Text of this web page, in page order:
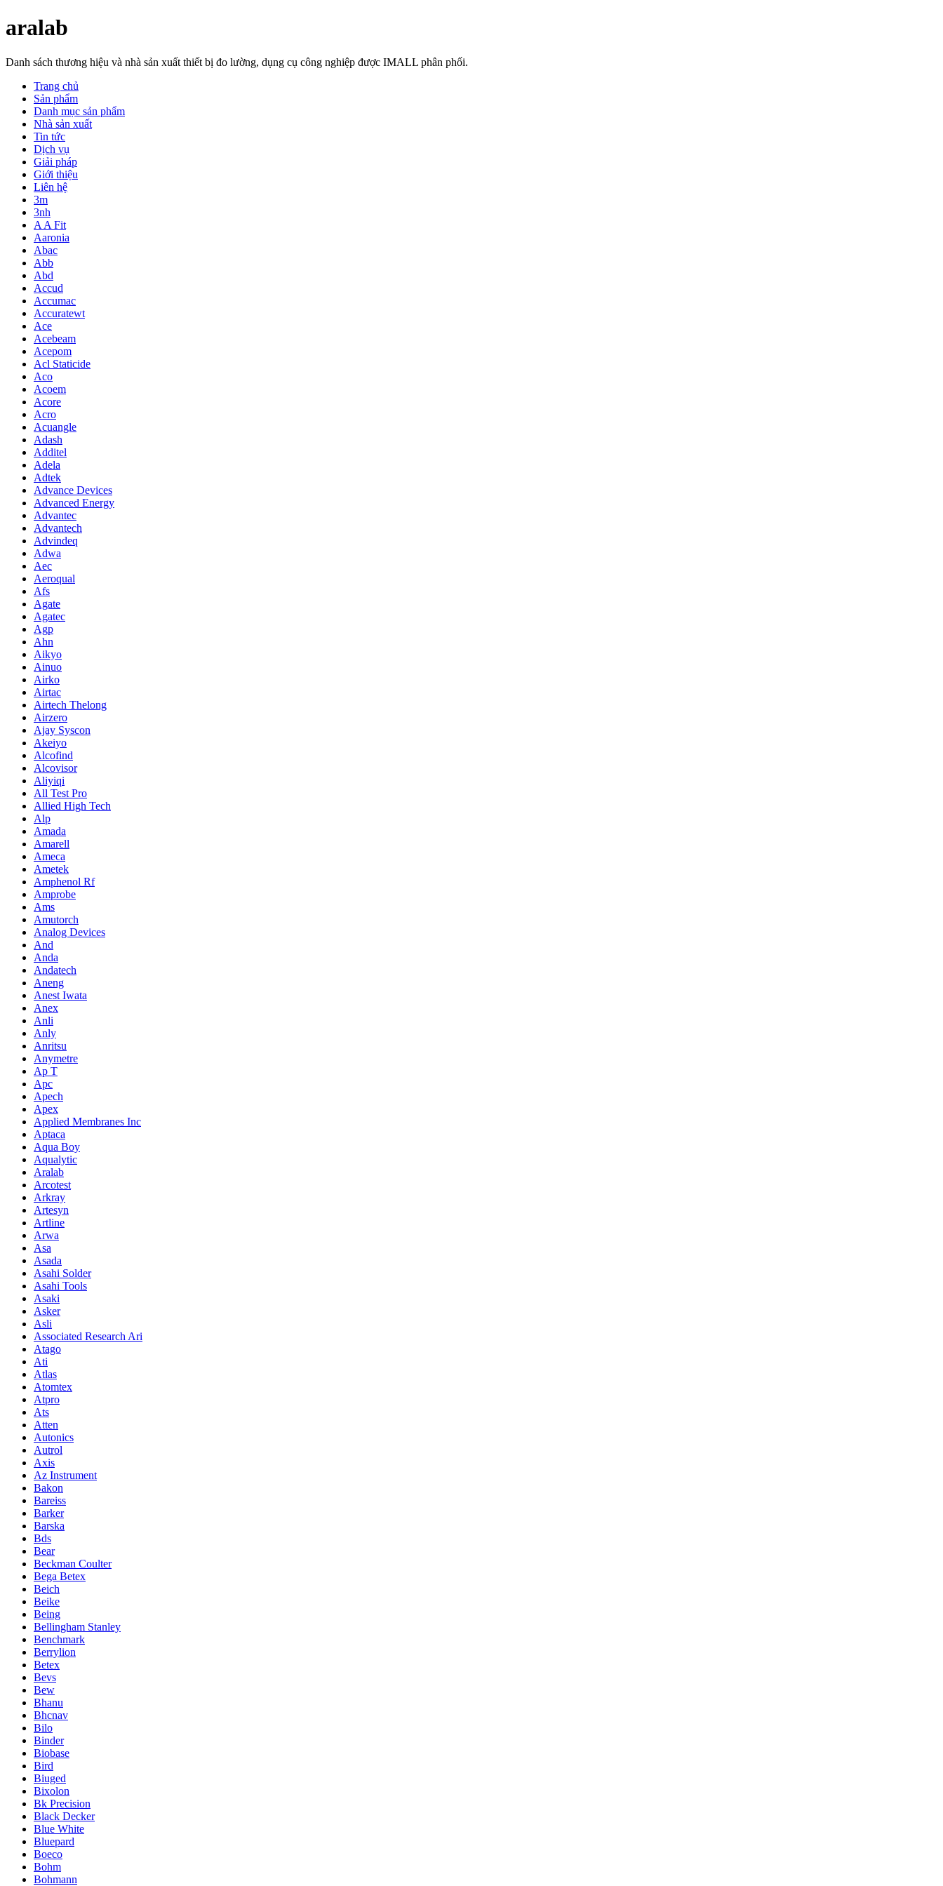
aralab
Danh sách thương hiệu và nhà sản xuất thiết bị đo lường, dụng cụ công nghiệp được IMALL phân phối.
Trang chủ
Sản phẩm
Danh mục sản phẩm
Nhà sản xuất
Tin tức
Dịch vụ
Giải pháp
Giới thiệu
Liên hệ
3m
3nh
A A Fit
Aaronia
Abac
Abb
Abd
Accud
Accumac
Accuratewt
Ace
Acebeam
Acepom
Acl Staticide
Aco
Acoem
Acore
Acro
Acuangle
Adash
Additel
Adela
Adtek
Advance Devices
Advanced Energy
Advantec
Advantech
Advindeq
Adwa
Aec
Aeroqual
Afs
Agate
Agatec
Agp
Ahn
Aikyo
Ainuo
Airko
Airtac
Airtech Thelong
Airzero
Ajay Syscon
Akeiyo
Alcofind
Alcovisor
Aliyiqi
All Test Pro
Allied High Tech
Alp
Amada
Amarell
Ameca
Ametek
Amphenol Rf
Amprobe
Ams
Amutorch
Analog Devices
And
Anda
Andatech
Aneng
Anest Iwata
Anex
Anli
Anly
Anritsu
Anymetre
Ap T
Apc
Apech
Apex
Applied Membranes Inc
Aptaca
Aqua Boy
Aqualytic
Aralab
Arcotest
Arkray
Artesyn
Artline
Arwa
Asa
Asada
Asahi Solder
Asahi Tools
Asaki
Asker
Asli
Associated Research Ari
Atago
Ati
Atlas
Atomtex
Atpro
Ats
Atten
Autonics
Autrol
Axis
Az Instrument
Bakon
Bareiss
Barker
Barska
Bds
Bear
Beckman Coulter
Bega Betex
Beich
Beike
Being
Bellingham Stanley
Benchmark
Berrylion
Betex
Bevs
Bew
Bhanu
Bhcnav
Bilo
Binder
Biobase
Bird
Biuged
Bixolon
Bk Precision
Black Decker
Blue White
Bluepard
Boeco
Bohm
Bohmann